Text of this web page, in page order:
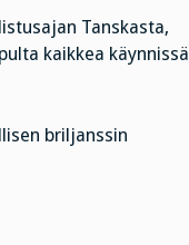
Tanskasta,
kaikkea käynnissä
briljanssin